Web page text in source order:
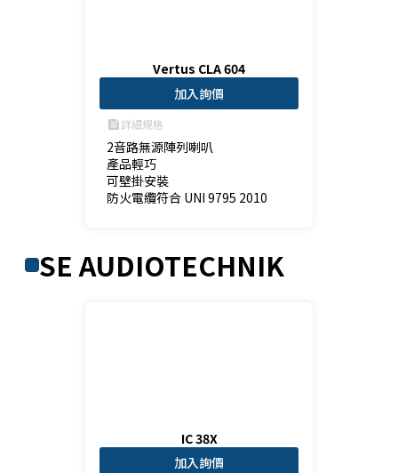
Vertus CLA 604
加入詢價
feed詳細規格
2音路無源陣列喇叭
產品輕巧
可壁掛安裝
SE AUDIOTECHNIK
IC 38X
加入詢價